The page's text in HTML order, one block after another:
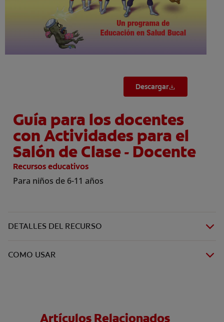
Descargar
Guía para los docentes
con Actividades para el
Salón de Clase - Docente
Recursos educativos
Para niños de 6-11 años
DETALLES DEL RECURSO
COMO USAR
Artículos Relacionados